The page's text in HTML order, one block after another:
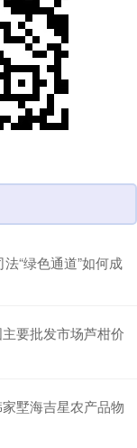
“绿色通道”如何成
要批发市场芦柑价
墅海吉星农产品物